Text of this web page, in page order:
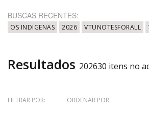
Até
Povo Indígena
BUSCAS RECENTES:
OS INDIGENAS 2026 VTUNOTESFORALL
Resultados 202630 itens no
FILTRAR POR: ORDENAR POR: